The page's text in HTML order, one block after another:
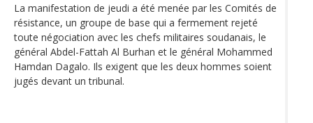
La manifestation de jeudi a été menée par les Comités de
résistance, un groupe de base qui a fermement rejeté
toute négociation avec les chefs militaires soudanais, le
général Abdel-Fattah Al Burhan et le général Mohammed
Hamdan Dagalo. Ils exigent que les deux hommes soient
jugés devant un tribunal.